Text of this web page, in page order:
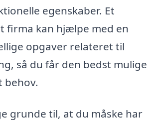
egenskaber. Et
firma kan hjælpe med en
opgaver relateret til
så du får den bedst mulige
behov.
grunde til, at du måske har